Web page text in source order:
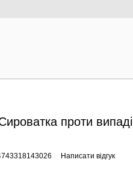
проти
Написати відгук